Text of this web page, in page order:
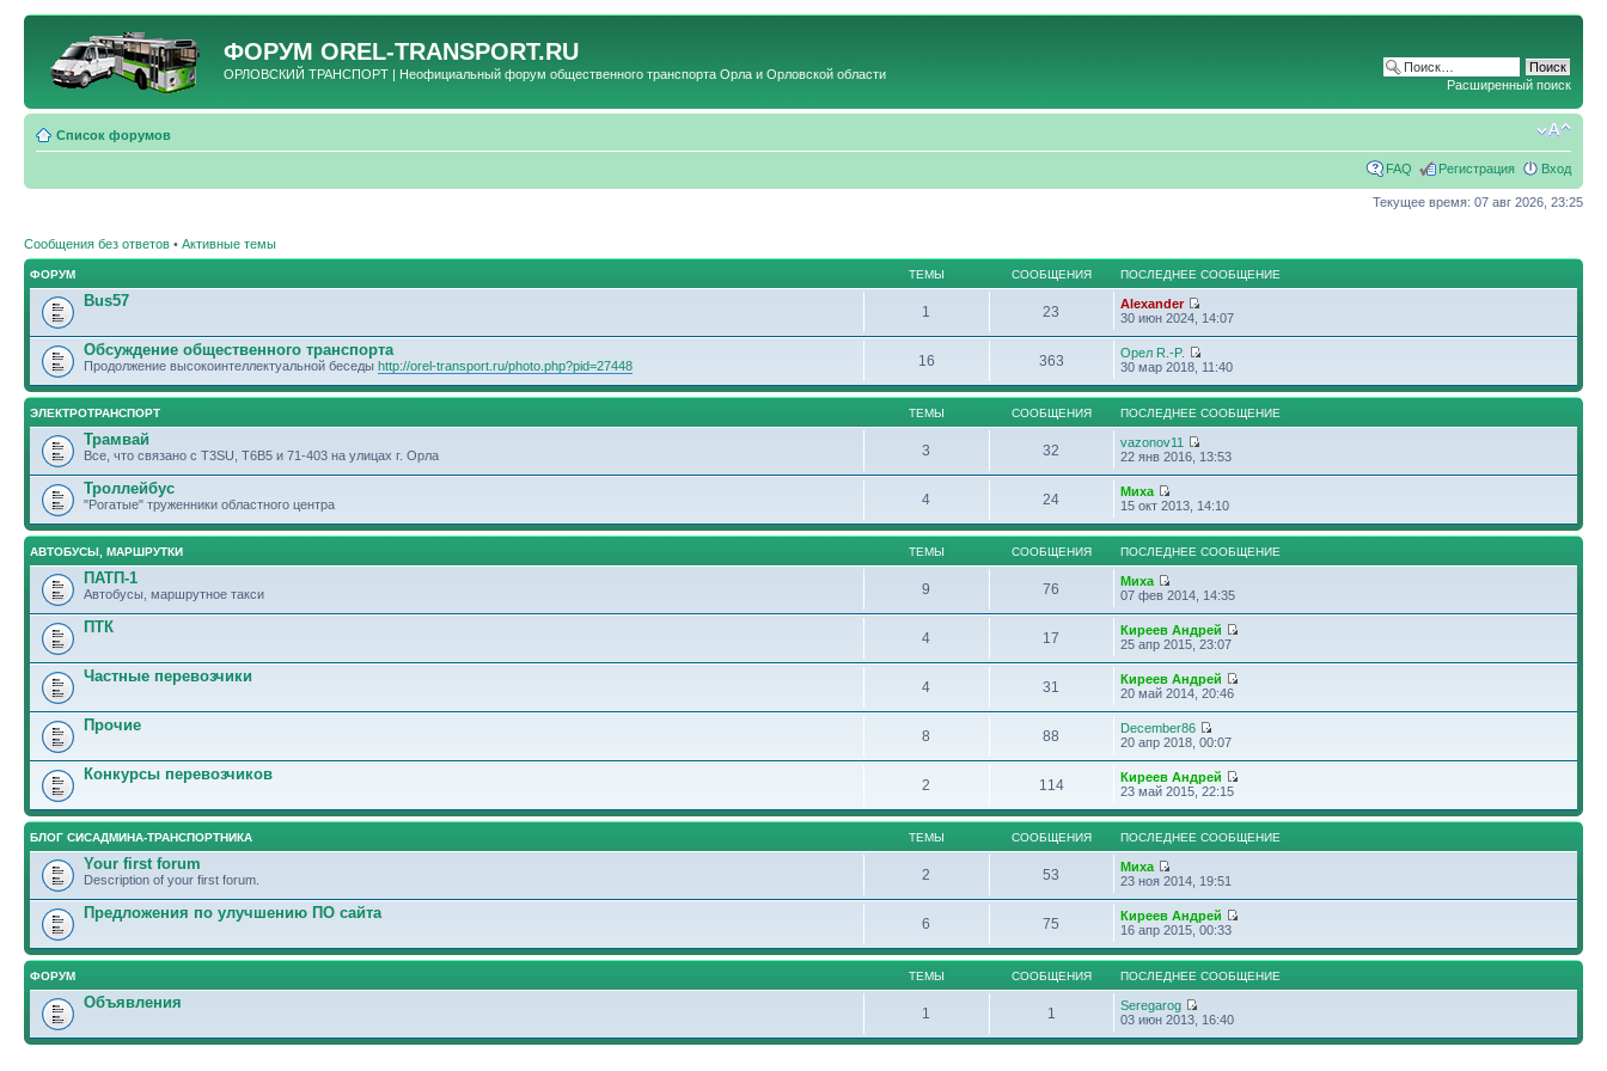
ФОРУМ OREL-TRANSPORT.RU
ОРЛОВСКИЙ ТРАНСПОРТ | Неофициальный форум общественного транспорта Орла и Орловской области
Расширенный поиск
Список форумов
FAQ Регистрация Вход
Текущее время: 07 авг 2026, 23:25
Сообщения без ответов • Активные темы
ФОРУМ ТЕМЫ СООБЩЕНИЯ ПОСЛЕДНЕЕ СООБЩЕНИЕ
Bus57
1 23
Alexander
30 июн 2024, 14:07
Обсуждение общественного транспорта
Продолжение высокоинтеллектуальной беседы http://orel-transport.ru/photo.php?pid=27448 16 363
Орел R.-P.
30 мар 2018, 11:40
ЭЛЕКТРОТРАНСПОРТ ТЕМЫ СООБЩЕНИЯ ПОСЛЕДНЕЕ СООБЩЕНИЕ
Трамвай
Все, что связано с T3SU, T6B5 и 71-403 на улицах г. Орла 3 32
vazonov11
22 янв 2016, 13:53
Троллейбус
"Рогатые" труженники областного центра 4 24
Миха
15 окт 2013, 14:10
АВТОБУСЫ, МАРШРУТКИ ТЕМЫ СООБЩЕНИЯ ПОСЛЕДНЕЕ СООБЩЕНИЕ
ПАТП-1
Автобусы, маршрутное такси 9 76
Миха
07 фев 2014, 14:35
ПТК
4 17
Киреев Андрей
25 апр 2015, 23:07
Частные перевозчики
4 31
Киреев Андрей
20 май 2014, 20:46
Прочие
8 88
December86
20 апр 2018, 00:07
Конкурсы перевозчиков
2 114
Киреев Андрей
23 май 2015, 22:15
БЛОГ СИСАДМИНА-ТРАНСПОРТНИКА ТЕМЫ СООБЩЕНИЯ ПОСЛЕДНЕЕ СООБЩЕНИЕ
Your first forum
Description of your first forum. 2 53
Миха
23 ноя 2014, 19:51
Предложения по улучшению ПО сайта
6 75
Киреев Андрей
16 апр 2015, 00:33
ФОРУМ ТЕМЫ СООБЩЕНИЯ ПОСЛЕДНЕЕ СООБЩЕНИЕ
Объявления
1 1
Seregarog
03 июн 2013, 16:40